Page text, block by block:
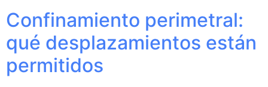
Confinamiento perimetral:
qué desplazamientos están
permitidos